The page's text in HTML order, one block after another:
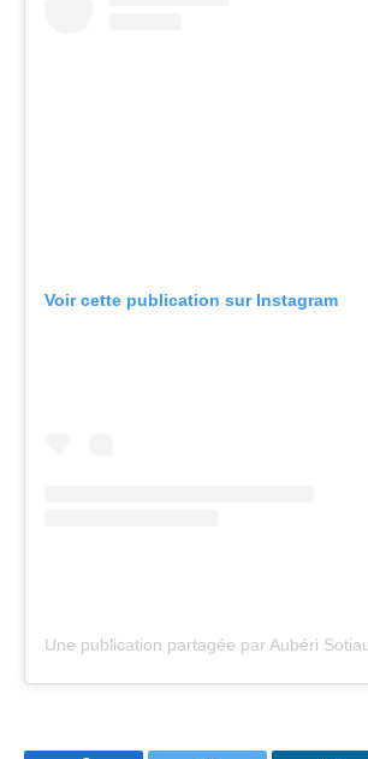
Voir cette publication sur Instagram